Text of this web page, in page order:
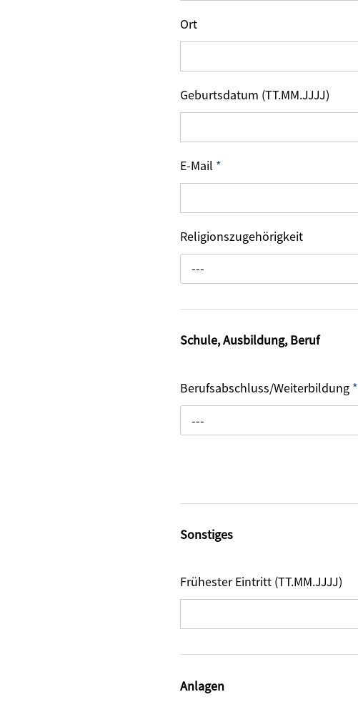
Ort
Geburtsdatum (TT.MM.JJJJ)
E-Mail *
Religionszugehörigkeit
---
Schule, Ausbildung, Beruf
Berufsabschluss/Weiterbildung *
---
Sonstiges
Frühester Eintritt (TT.MM.JJJJ)
Anlagen